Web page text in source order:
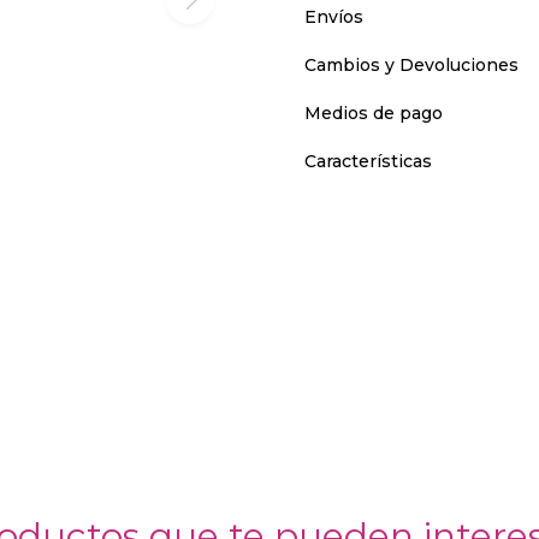
Envíos
Cambios y Devoluciones
Medios de pago
Características